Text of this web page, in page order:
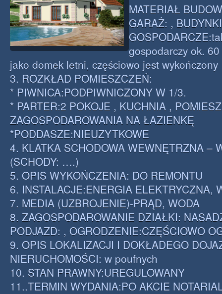
MATERIAŁ
GARAŻ: , BUDYNKI
gospodarczy ok. 60
jako domek letni, częściowo jest wykończony
3. ROZKŁAD POMIESZCZEŃ:
* PIWNICA:PODPIWNICZONY W 1/3.
* PARTER:2 POKOJE , KUCHNIA ,
ZAGOSPODAROWANIA NA ŁAZIENKĘ
*PODDASZE:NIEUZYTKOWE
4. KLATKA SCHODOWA WEWNĘTRZNA –
(SCHODY: ….)
5. OPIS WYKOŃCZENIA: DO REMONTU
6. INSTALACJE:ENERGIA ELEKTRYCZNA,
7. MEDIA (UZBROJENIE)-PRĄD, WODA
8. ZAGOSPODAROWANIE DZIAŁKI:
PODJAZD: , OGRODZENIE:CZĘŚCIOWO
9. OPIS LOKALIZACJI I DOKŁADEGO
NIERUCHOMOŚCI: w poufnych
10. STAN PRAWNY:UREGULOWANY
11..TERMIN WYDANIA:PO AKCIE